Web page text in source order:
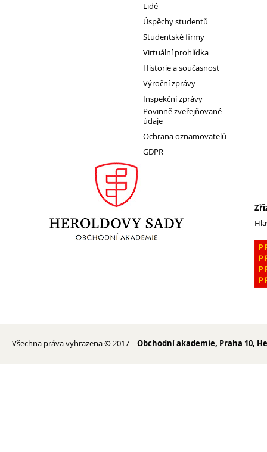
Lidé
Úspěchy studentů
Studentské firmy
Virtuální prohlídka
Historie a současnost
Výroční zprávy
Inspekční zprávy
Povinně zveřejňované
údaje
Ochrana oznamovatelů
GDPR
Všechna práva vyhrazena © 2017 – Obchodní akademie, Praha 10,